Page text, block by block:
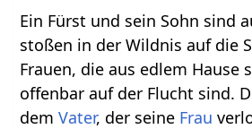
Ein Fürst und sein Sohn sind
stoßen in der Wildnis auf die
Frauen, die aus edlem Hause
offenbar auf der Flucht sind.
demVater, der seine Frau